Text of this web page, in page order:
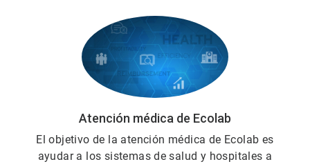
Atención médica de Ecolab
El objetivo de la atención médica de Ecolab es
ayudar a los sistemas de salud y hospitales a